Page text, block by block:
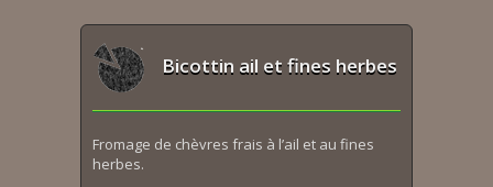
Bicottin ail et fines herbes
Fromage de chèvres frais à l’ail et au fines
herbes.